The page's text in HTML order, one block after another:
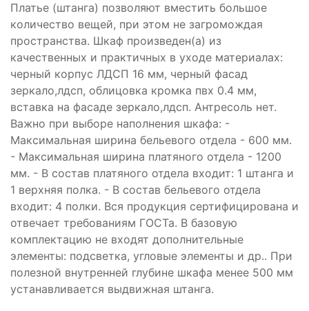
Платье (штанга) позволяют вместить большое
количество вещей, при этом не загромождая
пространства. Шкаф произведен(а) из
качественных и практичных в уходе материалах:
черный корпус ЛДСП 16 мм, черный фасад
зеркало,лдсп, облицовка кромка пвх 0.4 мм,
вставка на фасаде зеркало,лдсп. Антресоль нет.
Важно при выборе наполнения шкафа: -
Максимальная ширина бельевого отдела - 600 мм.
- Максимальная ширина платяного отдела - 1200
мм. - В состав платяного отдела входит: 1 штанга и
1 верхняя полка. - В состав бельевого отдела
входит: 4 полки. Вся продукция сертифицирована и
отвечает требованиям ГОСТа. В базовую
комплектацию не входят дополнительные
элементы: подсветка, угловые элементы и др.. При
полезной внутренней глубине шкафа менее 500 мм
устанавливается выдвижная штанга.